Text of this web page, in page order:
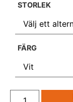
STORLEK
FÄRG